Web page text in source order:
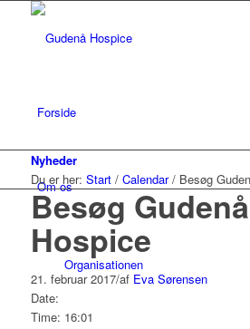
Forside
Om os
Organisationen
Nyheder
Du er her: Start / Calendar / Besøg
Besøg Gudenå
Hospice
21. februar 2017/af Eva Sørensen
Date:
Time: 16:01